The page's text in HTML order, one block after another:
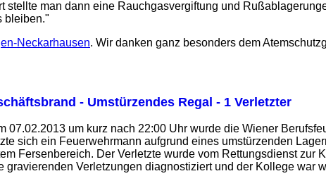
stellte man dann eine Rauchgasvergiftung und
bleiben."
Neckarhausen. Wir danken ganz besonders dem
- Umstürzendes Regal - 1 Verletzter
07.02.2013 um kurz nach 22:00 Uhr wurde die Wiener
sich ein Feuerwehrmann aufgrund eines umstürzenden
Fersenbereich. Der Verletzte wurde vom Rettungsdienst zur
gravierenden Verletzungen diagnostiziert und der Kollege war